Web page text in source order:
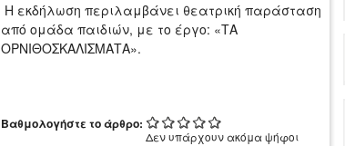
Η εκδήλωση περιλαμβάνει θεατρική παράσταση
από ομάδα παιδιών, με το έργο: «ΤΑ
ΟΡΝΙΘΟΣΚΑΛΙΣΜΑΤΑ».
Βαθμολογήστε το άρθρο:
Δεν υπάρχουν ακόμα ψήφοι